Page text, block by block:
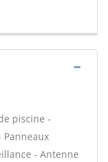
piscine -
- Antenne